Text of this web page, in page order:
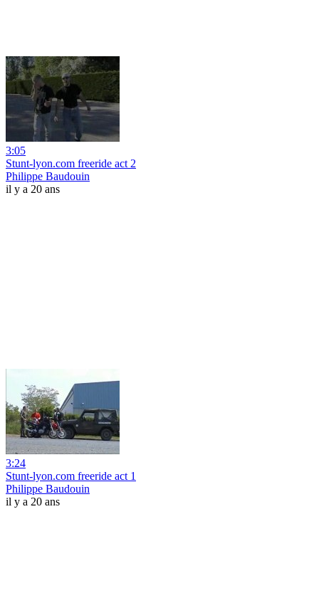
3:05
Stunt-lyon.com freeride act 2
Philippe Baudouin
il y a 20 ans
3:24
Stunt-lyon.com freeride act 1
Philippe Baudouin
il y a 20 ans